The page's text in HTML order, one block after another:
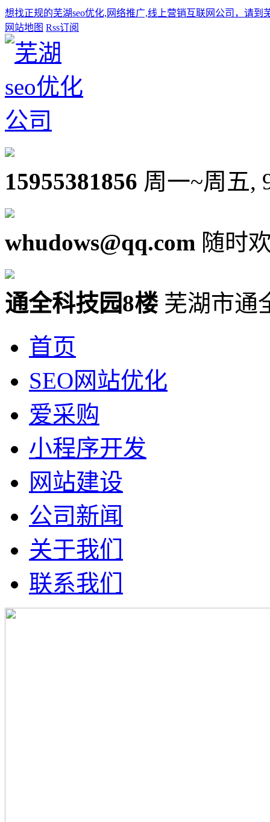
想找正规的芜湖seo优化,网络推广,线上营销互联网公司，请到
网站地图 Rss订阅
15955381856 周一~周五,
whudows@qq.com 随时
通全科技园8楼 芜湖市通
首页
SEO网站优化
爱采购
小程序开发
网站建设
公司新闻
关于我们
联系我们